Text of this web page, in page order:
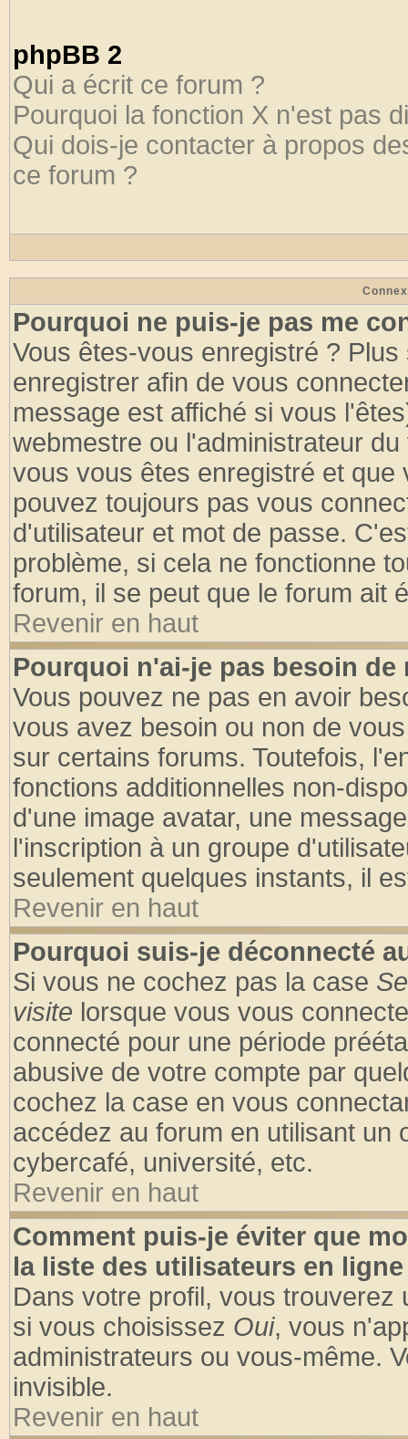
phpBB 2
Qui a écrit ce forum ?
Pourquoi la fonction X n'est pas
Qui dois-je contacter à propos
ce forum ?
Pourquoi ne puis-je pas me
Vous êtes-vous enregistré ?
enregistrer afin de vous
message est affiché si vous
webmestre ou l'administrateur
vous vous êtes enregistré et
pouvez toujours pas vous
d'utilisateur et mot de passe.
problème, si cela ne fonctionne
forum, il se peut que le forum ait
Revenir en haut
Pourquoi n'ai-je pas besoin de
Vous pouvez ne pas en avoir
vous avez besoin ou non de
sur certains forums. Toutefois,
fonctions additionnelles non-
d'une image avatar, une
l'inscription à un groupe
seulement quelques instants, il
Revenir en haut
Pourquoi suis-je déconnecté
Si vous ne cochez pas la case
visite lorsque vous vous
connecté pour une période
abusive de votre compte par
cochez la case en vous
accédez au forum en utilisant un
cybercafé, université, etc.
Revenir en haut
Comment puis-je éviter que
la liste des utilisateurs en
Dans votre profil, vous trouverez
si vous choisissez Oui, vous
administrateurs ou vous-même.
invisible.
Revenir en haut